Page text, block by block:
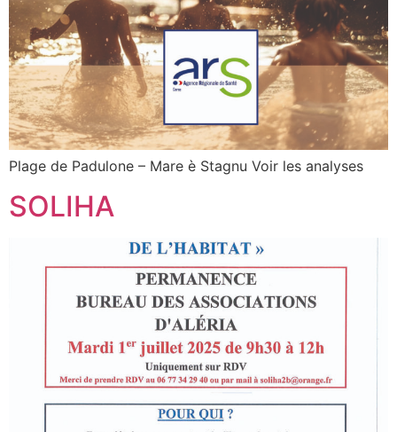
Plage de Padulone – Mare è Stagnu Voir les analyses
SOLIHA